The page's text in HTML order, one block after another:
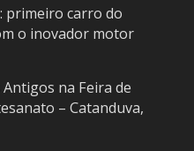
primeiro carro do
o inovador motor
na Feira de
– Catanduva,